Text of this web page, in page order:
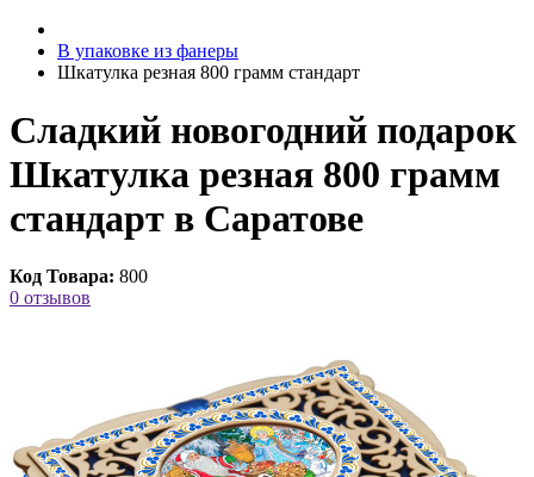
В упаковке из фанеры
Шкатулка резная 800 грамм стандарт
Сладкий новогодний подарок
Шкатулка резная 800 грамм
стандарт в Саратове
Код Товара: 800
0 отзывов